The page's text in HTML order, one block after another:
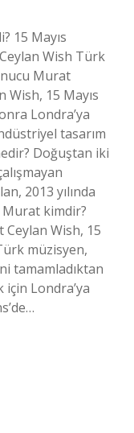
15 Mayıs
Wish Türk
Murat
Wish, 15 Mayıs
Londra’ya
tasarım
Doğuştan iki
2013 yılında
Murat kimdir?
Wish, 15
müzisyen,
tamamladıktan
Londra’ya